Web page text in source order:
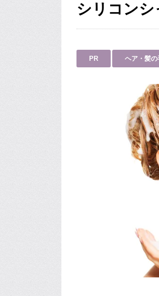
シリコン
PR ヘア・髪の